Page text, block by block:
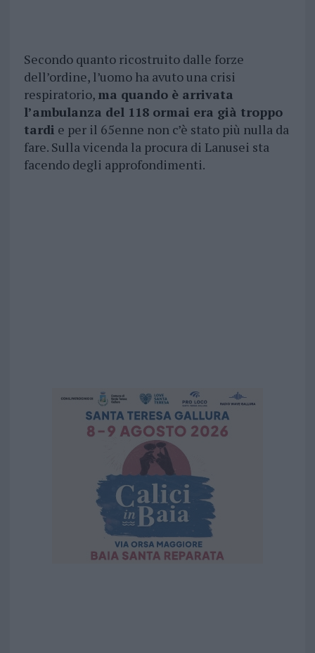
Secondo quanto ricostruito dalle forze
dell’ordine, l’uomo ha avuto una crisi
respiratorio, ma quando è arrivata
l’ambulanza del 118 ormai era già troppo
tardi e per il 65enne non c’è stato più nulla da
fare. Sulla vicendala procura di Lanusei sta
facendo degli approfondimenti.